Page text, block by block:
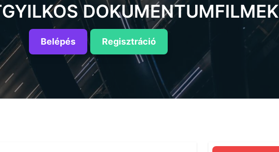
DOKUMENTUMFILMEK
Belépés Regisztráció